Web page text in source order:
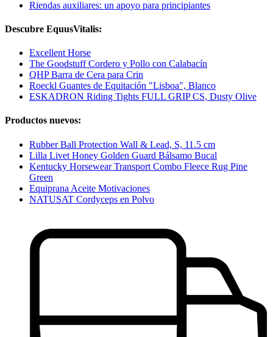
Riendas auxiliares: un apoyo para principiantes
Descubre EquusVitalis:
Excellent Horse
The Goodstuff Cordero y Pollo con Calabacín
QHP Barra de Cera para Crin
Roeckl Guantes de Equitación "Lisboa", Blanco
ESKADRON Riding Tights FULL GRIP CS, Dusty Olive
Productos nuevos:
Rubber Ball Protection Wall & Lead, S, 11.5 cm
Lilla Livet Honey Golden Guard Bálsamo Bucal
Kentucky Horsewear Transport Combo Fleece Rug Pine
Green
Equiprana Aceite Motivaciones
NATUSAT Cordyceps en Polvo